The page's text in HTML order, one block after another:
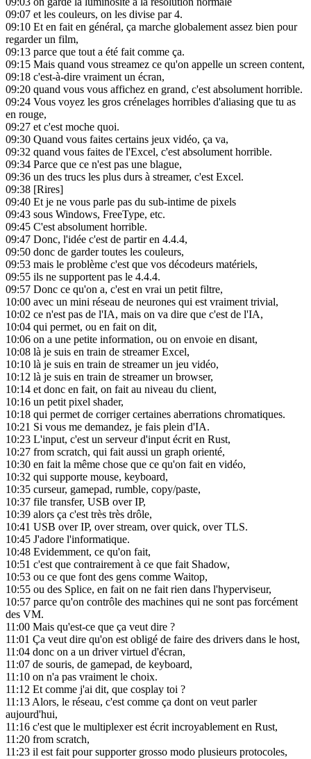
09:07 et les couleurs, on les divise par 4.
09:10 Et en fait en général, ça marche globalement assez bien pour
regarder un film,
09:13 parce que tout a été fait comme ça.
09:15 Mais quand vous streamez ce qu'on appelle un screen content,
09:18 c'est-à-dire vraiment un écran,
09:20 quand vous vous affichez en grand, c'est absolument horrible.
09:24 Vous voyez les gros crénelages horribles d'aliasing que tu as
en rouge,
09:27 et c'est moche quoi.
09:30 Quand vous faites certains jeux vidéo, ça va,
09:32 quand vous faites de l'Excel, c'est absolument horrible.
09:34 Parce que ce n'est pas une blague,
09:36 un des trucs les plus durs à streamer, c'est Excel.
09:38 [Rires]
09:40 Et je ne vous parle pas du sub-intime de pixels
09:43 sous Windows, FreeType, etc.
09:45 C'est absolument horrible.
09:47 Donc, l'idée c'est de partir en 4.4.4,
09:50 donc de garder toutes les couleurs,
09:53 mais le problème c'est que vos décodeurs matériels,
09:55 ils ne supportent pas le 4.4.4.
09:57 Donc ce qu'on a, c'est en vrai un petit filtre,
10:00 avec un mini réseau de neurones qui est vraiment trivial,
10:02 ce n'est pas de l'IA, mais on va dire que c'est de l'IA,
10:04 qui permet, ou en fait on dit,
10:06 on a une petite information, ou on envoie en disant,
10:08 là je suis en train de streamer Excel,
10:10 là je suis en train de streamer un jeu vidéo,
10:12 là je suis en train de streamer un browser,
10:14 et donc en fait, on fait au niveau du client,
10:16 un petit pixel shader,
10:18 qui permet de corriger certaines aberrations chromatiques.
10:21 Si vous me demandez, je fais plein d'IA.
10:23 L'input, c'est un serveur d'input écrit en Rust,
10:27 from scratch, qui fait aussi un graph orienté,
10:30 en fait la même chose que ce qu'on fait en vidéo,
10:32 qui supporte mouse, keyboard,
10:35 curseur, gamepad, rumble, copy/paste,
10:37 file transfer, USB over IP,
10:39 alors ça c'est très très drôle,
10:41 USB over IP, over stream, over quick, over TLS.
10:45 J'adore l'informatique.
10:48 Evidemment, ce qu'on fait,
10:51 c'est que contrairement à ce que fait Shadow,
10:53 ou ce que font des gens comme Waitop,
10:55 ou des Splice, en fait on ne fait rien dans l'hyperviseur,
10:57 parce qu'on contrôle des machines qui ne sont pas forcément
des VM.
11:00 Mais qu'est-ce que ça veut dire ?
11:01 Ça veut dire qu'on est obligé de faire des drivers dans le host,
11:04 donc on a un driver virtuel d'écran,
11:07 de souris, de gamepad, de keyboard,
11:10 on n'a pas vraiment le choix.
11:12 Et comme j'ai dit, que cosplay toi ?
11:13Alors, le réseau, c'est comme ça dont on veut parler
aujourd'hui,
11:16 c'est que le multiplexer est écrit incroyablement en Rust,
11:20 from scratch,
11:23 il est fait pour supporter grosso modo plusieurs protocoles,